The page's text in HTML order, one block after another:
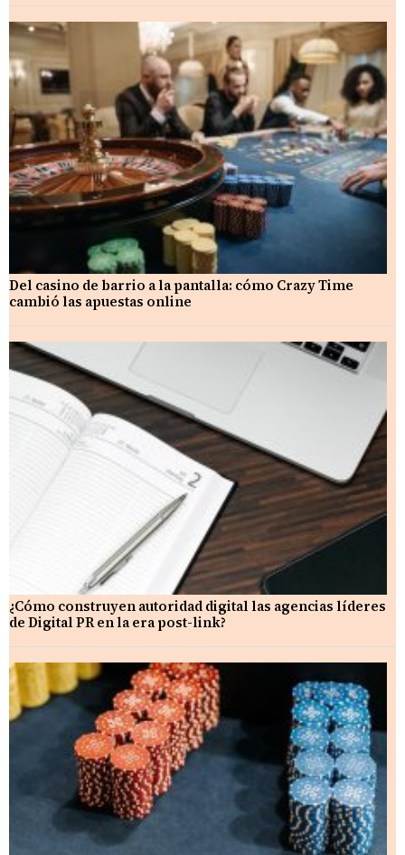
Del casino de barrio a la pantalla: cómo Crazy Time
cambió las apuestas online
¿Cómo construyen autoridad digital las agencias líderes
de Digital PR en la era post-link?